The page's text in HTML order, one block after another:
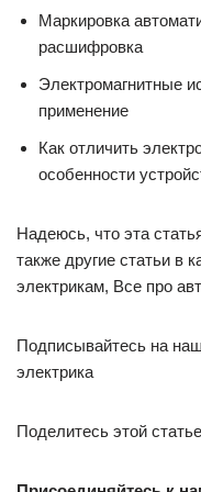
Маркировка
расшифровка
Электромагнитные
применение
Как отличить
особенности
Надеюсь, что эта
также другие статьи в
электрикам, Все про
Подписывайтесь на
электрика
Поделитесь этой